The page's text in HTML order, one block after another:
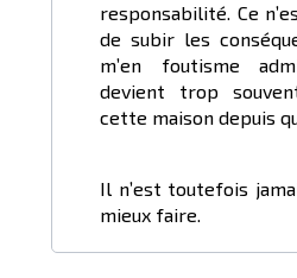
responsabilité. Ce
de subir les
m’en foutisme
devient trop
cette maison depuis
Il n’est toutefois
mieux faire.